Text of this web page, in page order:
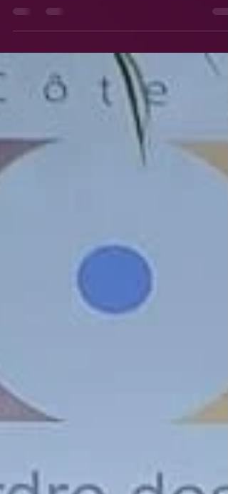
Marcory zone 4 rue Alex Fleming. Un...